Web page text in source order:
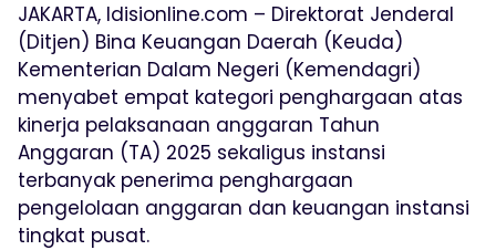
JAKARTA, Idisionline.com – Direktorat Jenderal
(Ditjen) Bina Keuangan Daerah (Keuda)
Kementerian Dalam Negeri (Kemendagri)
menyabet empat kategori penghargaan atas
kinerja pelaksanaan anggaran Tahun
Anggaran (TA) 2025 sekaligus instansi
terbanyak penerima penghargaan
pengelolaan anggaran dan keuangan instansi
tingkat pusat.